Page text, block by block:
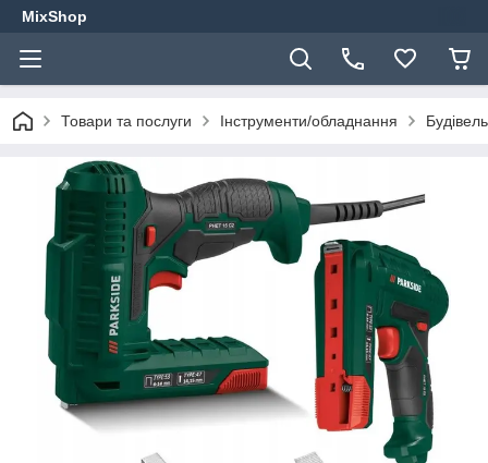
MixShop
Товари та послуги Інструменти/обладнання